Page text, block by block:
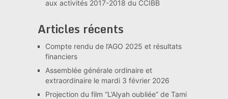
aux activités 2017-2018 du CCIBB
Articles récents
Compte rendu de l’AGO 2025 et résultats
financiers
Assemblée générale ordinaire et
extraordinaire le mardi 3 février 2026
Projection du film “L’Alyah oubliée” de Tami